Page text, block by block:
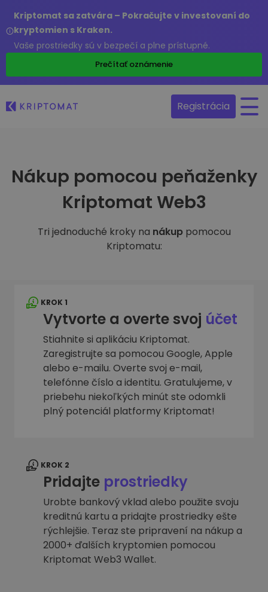
Kriptomat sa zatvára – Pokračujte v investovaní do
kryptomien s Kraken.
Vaše prostriedky sú v bezpečí a plne prístupné.
Prečítať oznámenie
Registrácia
Nákup pomocou peňaženky
Kriptomat Web3
Tri jednoduché kroky na nákup pomocou
Kriptomatu:
KROK 1
Vytvorte a overte svoj účet
Stiahnite si aplikáciu Kriptomat.
Zaregistrujte sa pomocou Google, Apple
alebo e-mailu. Overte svoj e-mail,
telefónne číslo a identitu. Gratulujeme, v
priebehu niekoľkých minút ste odomkli
plný potenciál platformy Kriptomat!
KROK 2
Pridajte prostriedky
Urobte bankový vklad alebo použite svoju
kreditnú kartu a pridajte prostriedky ešte
rýchlejšie. Teraz ste pripravení na nákup a
2000+ ďalších kryptomien pomocou
Kriptomat Web3 Wallet.